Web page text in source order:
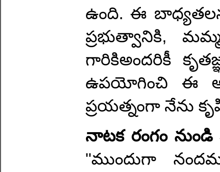
ఉంది. ఈ
ప్రభుత్వానికి,
గారికిఅందరికీ
ఉపయోగించి ఈ
ప్రయత్నంగా నేను
నాటక రంగం
"ముందుగా